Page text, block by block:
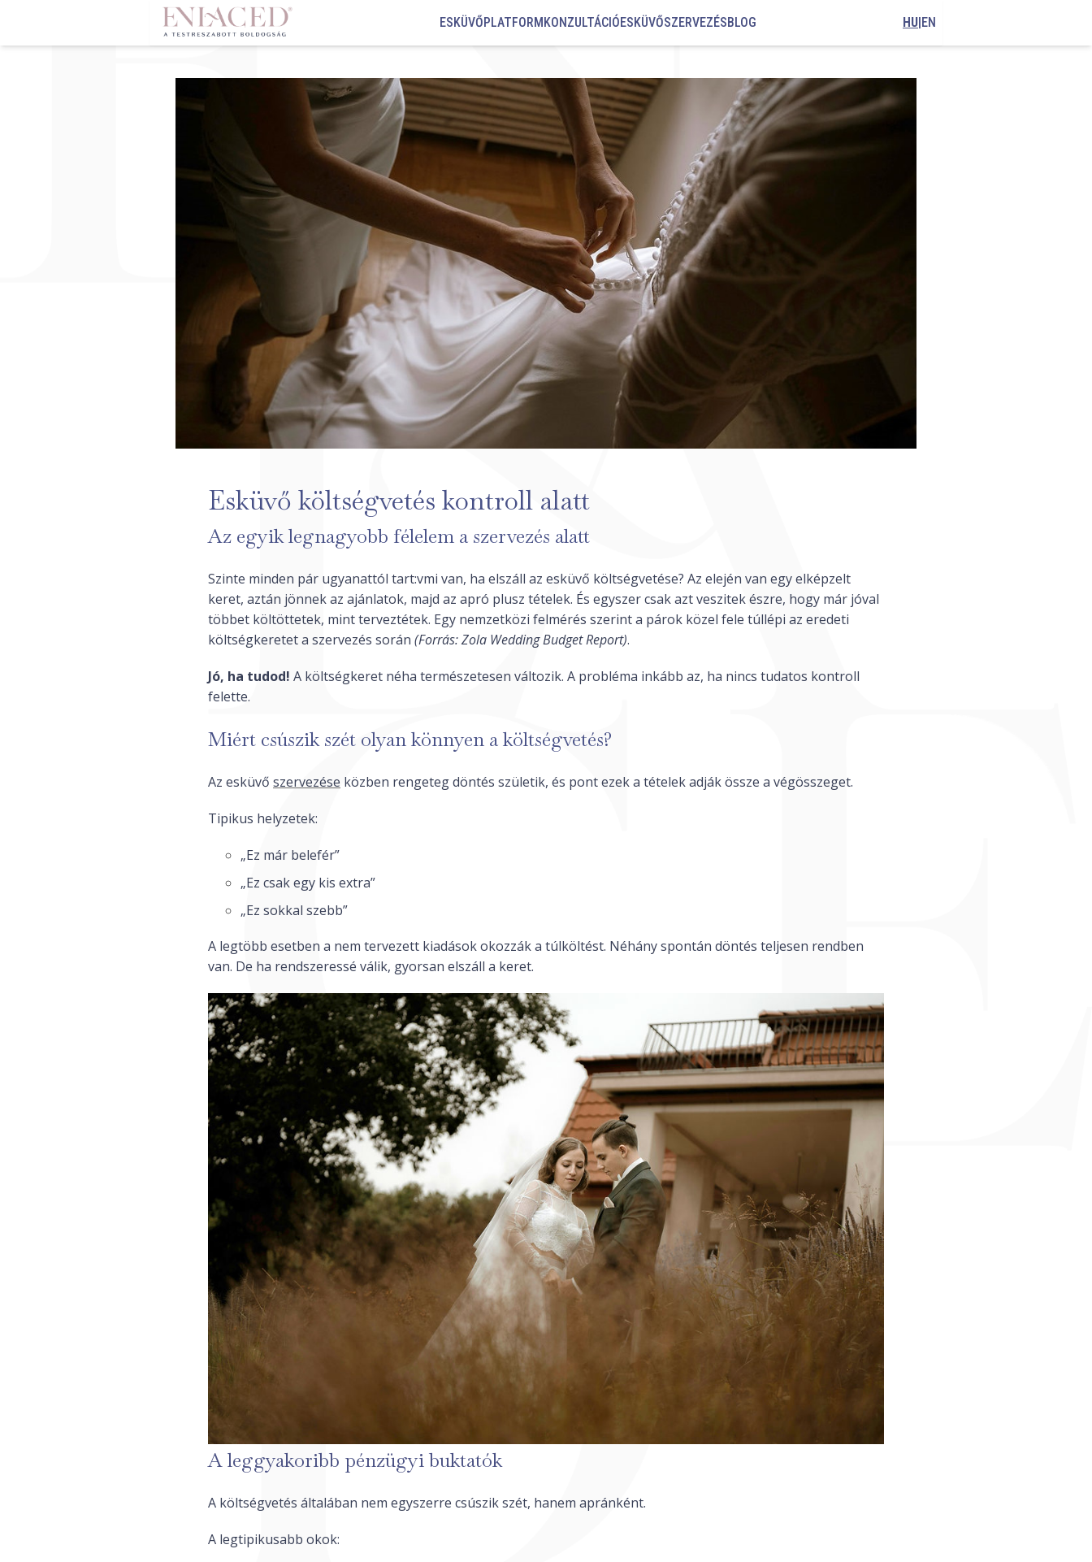
ESKÜVŐPLATFORMKONZULTÁCIÓESKÜVŐSZERVEZÉSBLOG HU|EN
Esküvő költségvetés kontroll alatt
Az egyik legnagyobb félelem a szervezés alatt
Szinte minden pár ugyanattól tart:vmi van, ha elszáll az esküvő költségvetése? Az elején van egy elképzelt
keret, aztán jönnek az ajánlatok, majd az apró plusz tételek. És egyszer csak azt veszitek észre, hogy már jóval
többet költöttetek, mint terveztétek. Egy nemzetközi felmérés szerint a párok közel fele túllépi az eredeti
költségkeretet a szervezés során (Forrás: Zola Wedding Budget Report).
Jó, ha tudod! A költségkeret néha természetesen változik. A probléma inkább az, ha nincs tudatos kontroll
felette.
Miért csúszik szét olyan könnyen a költségvetés?
Az esküvő szervezése közben rengeteg döntés születik, és pont ezek a tételek adják össze a végösszeget.
Tipikus helyzetek:
„Ez már belefér”
„Ez csak egy kis extra”
„Ez sokkal szebb”
A legtöbb esetben a nem tervezett kiadások okozzák a túlköltést. Néhány spontán döntés teljesen rendben
van. De ha rendszeressé válik, gyorsan elszáll a keret.
A leggyakoribb pénzügyi buktatók
A költségvetés általában nem egyszerre csúszik szét, hanem apránként.
A legtipikusabb okok: